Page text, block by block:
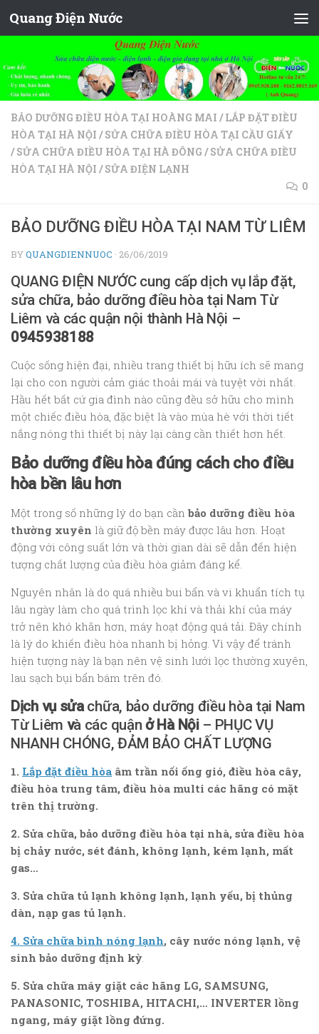
Skip to content
Quang Điện Nước
BẢO DƯỠNG ĐIỀU HÒA TẠI HOÀNG MAI / LẮP ĐẶT ĐIỀU
HÒA TẠI HÀ NỘI / SỬA CHỮA ĐIỀU HÒA TẠI CẦU GIẤY
/ SỬA CHỮA ĐIỀU HÒA TẠI HÀ ĐÔNG / SỬA CHỮA ĐIỀU
HÒA TẠI HÀ NỘI / SỬA ĐIỆN LẠNH
0
BẢO DƯỠNG ĐIỀU HÒA TẠI NAM TỪ LIÊM
BYQUANGDIENNUOC · 26/06/2019
QUANG ĐIỆN NƯỚC cung cấp dịch vụ lắp đặt,
sửa chữa, bảo dưỡng điều hòa tại Nam Từ
Liêm và các quận nội thành Hà Nội –
0945938188
Cuộc sống hiện đại, nhiều trang thiết bị hữu ích sẽ mang
lại cho con người cảm giác thoải mái và tuyệt vời nhất.
Hầu hết bất cứ gia đình nào cũng đều sở hữu cho mình
một chiếc điều hòa, đặc biệt là vào mùa hè với thời tiết
nắng nóng thì thiết bị này lại càng cần thiết hơn hết.
Bảo dưỡng điều hòa đúng cách cho điều
hòa bền lâu hơn
Một trong số những lý do bạn cần bảo dưỡng điều hòa
thường xuyên là giữ độ bền máy được lâu hơn. Hoạt
động với công suất lớn và thời gian dài sẽ dẫn đến hiện
tượng chất lượng của điều hòa giảm đáng kể.
Nguyên nhân là do quá nhiều bui bẩn và vi khuẩn tích tụ
lâu ngày làm cho quá trình lọc khí và thải khí của máy
trở nên khó khăn hơn, máy hoạt động quá tải. Đây chính
là lý do khiến điều hòa nhanh bị hỏng. Vì vậy để tránh
hiện tượng này là bạn nên vệ sinh lưới lọc thường xuyên,
lau sạch bụi bẩn bám trên đó.
Dịch vụ sửachữa, bảo dưỡng điều hòa tại Nam
Từ Liêm và các quận ở Hà Nội– PHỤC VỤ
NHANH CHÓNG, ĐẢM BẢO CHẤT LƯỢNG
1. Lắp đặt điều hòa âm trần nối ống gió, điều hòa cây,
điều hòa trung tâm, điều hòa multi các hãng có mặt
trên thị trường.
2. Sửa chữa, bảo dưỡng điều hòa tại nhà, sửa điều hòa
bị chảy nước, sét đánh, không lạnh, kém lạnh, mất
gas…
3. Sửa chữa tủ lạnh không lạnh, lạnh yếu, bị thủng
dàn, nạp gas tủ lạnh.
4. Sửa chữa bình nóng lạnh, cây nước nóng lạnh, vệ
sinh bảo dưỡng định kỳ.
5. Sửa chữa máy giặt các hãng LG, SAMSUNG,
PANASONIC, TOSHIBA, HITACHI,… INVERTER lồng
ngang, máy giặt lồng đứng.